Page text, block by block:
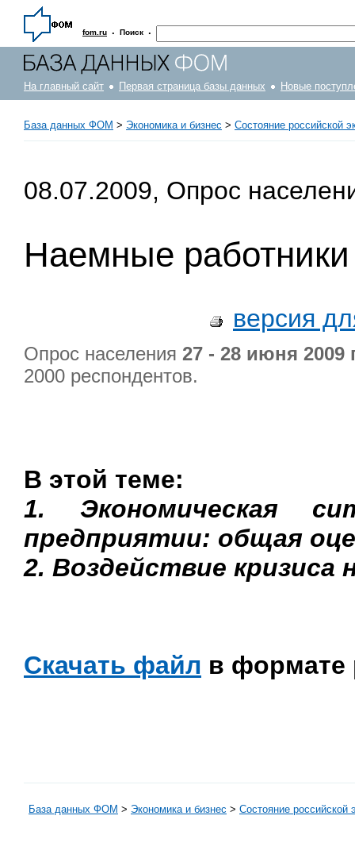
fom.ru · Поиск ·
На главный сайт Первая страница базы данных Новые
База данных ФОМ > Экономика и бизнес > Состояние российской
08.07.2009, Опрос
Наемные работники
версия
Опрос населения 27 - 28 июня 2009
2000 респондентов.
В этой теме:
1. Экономическая
предприятии: общая
2. Воздействие кризиса
Скачать файл в формате
База данных ФОМ > Экономика и бизнес > Состояние российской